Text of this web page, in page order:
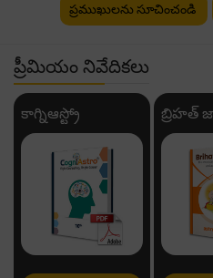
ప్రముఖులను సూచించండి
ప్రీమియం నివేదికలు
కాగ్నిఆస్ట్రో బ్రిహత్